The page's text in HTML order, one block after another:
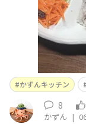
かずんキッチン
8
かずん |